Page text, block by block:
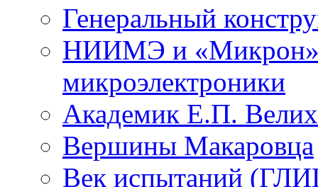
Генеральный
НИИМЭ и «Микрон»
микроэлектроники
Академик Е.П.
Вершины Макаровца
Век испытаний